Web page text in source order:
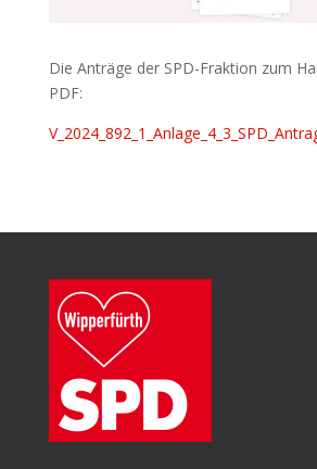
Die Anträge der SPD-Fraktion zum
PDF: